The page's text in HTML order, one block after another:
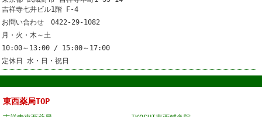
吉祥寺七井ビル1階 F-4
お問い合わせ 0422-29-1082
月・火・木～土
10:00～13:00 / 15:00～17:00
定休日 水・日・祝日
東西薬局TOP